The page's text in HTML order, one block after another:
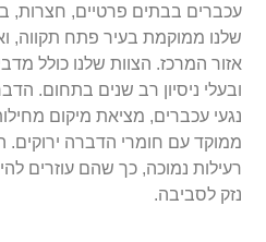
עכברים בבתים פרטיים, חצרות,
שלנו ממוקמת בעיר פתח תקווה,
אזור המרכז. הצוות שלנו כולל
ובעלי ניסיון רב שנים בתחום.
נגעי עכברים, מציאת מיקום
ממוקד עם חומרי הדברה ירוקים.
רעילות נמוכה, כך שהם עוזרים
נזק לסביבה.